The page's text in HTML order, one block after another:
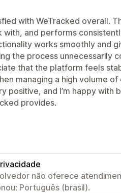
with WeTracked overall.
with, and performs
works smoothly and
the process unnecessarily
that the platform feels
managing a high volume
positive, and I’m happy
provides.
não oferece
Português (brasil).